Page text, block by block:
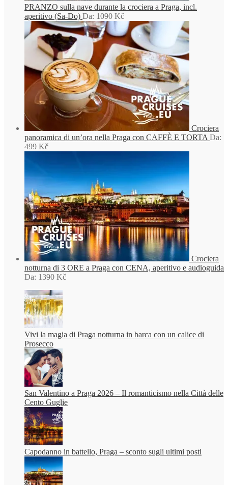
PRANZO sulla nave durante la crociera a Praga, incl.
aperitivo (Sa-Do) Da: 1090 Kč
Crociera
panoramica di un’ora nella Praga con CAFFÈ E TORTA Da:
499 Kč
Crociera
notturna di 3 ORE a Praga con CENA, aperitivo e audioguida
Da: 1390 Kč
Vivi la magia di Praga notturna in barca con un calice di
Prosecco
San Valentino a Praga 2026 – Il romanticismo nella Città delle
Cento Guglie
Capodanno in battello, Praga – sconto sugli ultimi posti